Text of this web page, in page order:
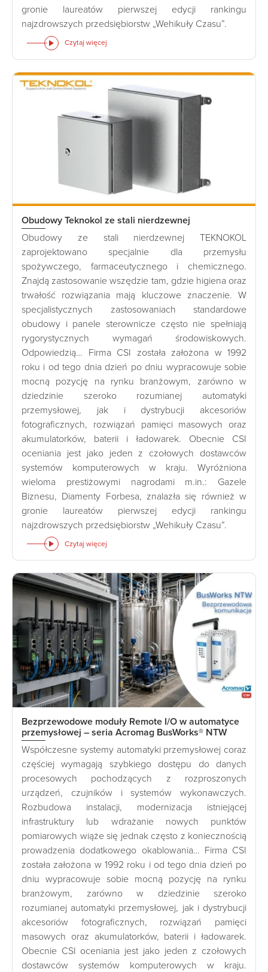
gronie laureatów pierwszej edycji rankingu
najzdrowszych przedsiębiorstw „Wehikuły Czasu”.
Czytaj więcej
Obudowy Teknokol ze stali nierdzewnej
Obudowy ze stali nierdzewnej TEKNOKOL
zaprojektowano specjalnie dla przemysłu
spożywczego, farmaceutycznego i chemicznego.
Znajdą zastosowanie wszędzie tam, gdzie higiena oraz
trwałość rozwiązania mają kluczowe znaczenie. W
specjalistycznych zastosowaniach standardowe
obudowy i panele sterownicze często nie spełniają
rygorystycznych wymagań środowiskowych.
Odpowiedzią… Firma CSI została założona w 1992
roku i od tego dnia dzień po dniu wypracowuje sobie
mocną pozycję na rynku branżowym, zarówno w
dziedzinie szeroko rozumianej automatyki
przemysłowej, jak i dystrybucji akcesoriów
fotograficznych, rozwiązań pamięci masowych oraz
akumulatorków, baterii i ładowarek. Obecnie CSI
oceniania jest jako jeden z czołowych dostawców
systemów komputerowych w kraju. Wyróżniona
wieloma prestiżowymi nagrodami m.in.: Gazele
Biznesu, Diamenty Forbesa, znalazła się również w
gronie laureatów pierwszej edycji rankingu
najzdrowszych przedsiębiorstw „Wehikuły Czasu”.
Czytaj więcej
Bezprzewodowe moduły Remote I/O w automatyce
przemysłowej – seria Acromag BusWorks® NTW
Współczesne systemy automatyki przemysłowej coraz
częściej wymagają szybkiego dostępu do danych
procesowych pochodzących z rozproszonych
urządzeń, czujników i systemów wykonawczych.
Rozbudowa instalacji, modernizacja istniejącej
infrastruktury lub wdrażanie nowych punktów
pomiarowych wiąże się jednak często z koniecznością
prowadzenia dodatkowego okablowania… Firma CSI
została założona w 1992 roku i od tego dnia dzień po
dniu wypracowuje sobie mocną pozycję na rynku
branżowym, zarówno w dziedzinie szeroko
rozumianej automatyki przemysłowej, jak i dystrybucji
akcesoriów fotograficznych, rozwiązań pamięci
masowych oraz akumulatorków, baterii i ładowarek.
Obecnie CSI oceniania jest jako jeden z czołowych
dostawców systemów komputerowych w kraju.